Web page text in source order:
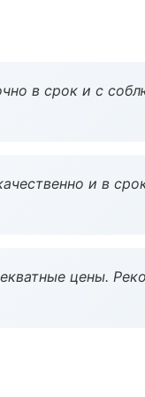
в срок и с
и в
цены.